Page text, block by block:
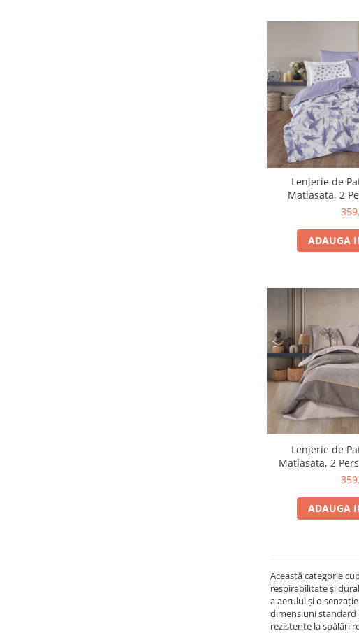
Lenjerie de
ADAUGA
Lenjerie de
ADAUGA
Această categorie
respirabilitate și
a aerului și o
dimensiuni
rezistente la spălări